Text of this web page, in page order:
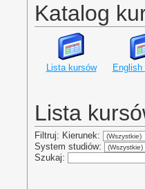
Katalog
Lista kursów English
Lista
Filtruj: Kierunek:
System studiów:
Szukaj: